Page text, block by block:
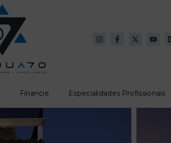
Financie Especialidades Profissionais